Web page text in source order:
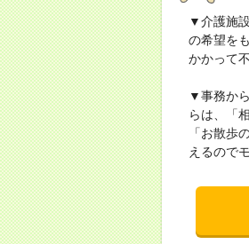
▼介護施
の希望を
かかって
▼事務か
らは、「
「お散歩
えるので